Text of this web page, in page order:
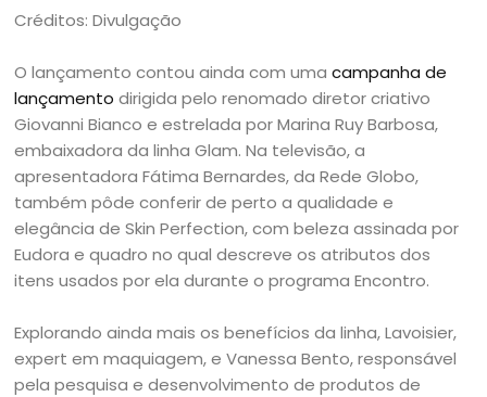
Créditos: Divulgação
O lançamento contou ainda com umacampanha de
lançamento dirigida pelo renomado diretor criativo
Giovanni Bianco e estrelada por Marina Ruy Barbosa,
embaixadora da linha Glam. Na televisão, a
apresentadora Fátima Bernardes, da Rede Globo,
também pôde conferir de perto a qualidade e
elegância de Skin Perfection, com beleza assinada por
Eudora e quadro no qual descreve os atributos dos
itens usados por ela durante o programa Encontro.
Explorando ainda mais os benefícios da linha, Lavoisier,
expert em maquiagem, e Vanessa Bento, responsável
pela pesquisa e desenvolvimento de produtos de